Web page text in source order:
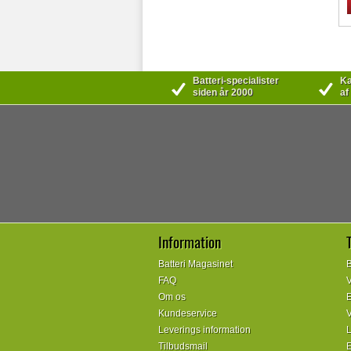
Batteri-specialister
siden år 2000
af
Information
Batteri Magasinet
FAQ
Om os
Kundeservice
Leverings information
Tilbudsmail